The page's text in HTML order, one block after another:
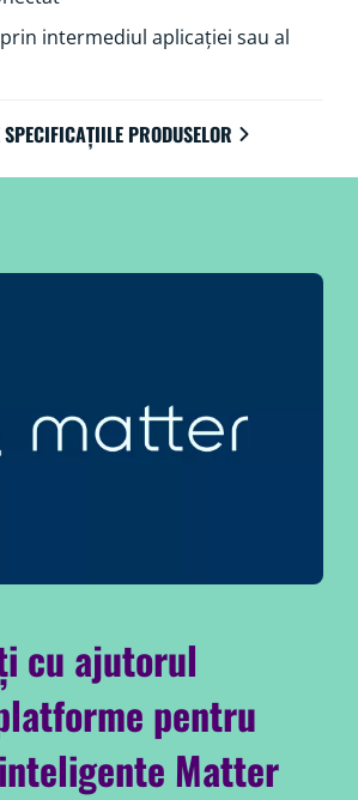
intermediul aplicației sau al
PRODUSELOR
cu ajutorul
pentru
Matter